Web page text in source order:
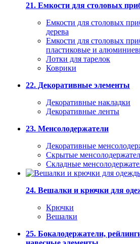
21. Емкости для столовых
Емкости для столовых
дерева
Емкости для столовых
пластиковые и
Лотки для тарелок
Коврики
22. Декоративные элементы
Декоративные накладки
Декоративные ленты
23. Менсолодержатели
Декоративные
Скрытые
Складные
24. Вешалки и крючки для
Крючки
Вешалки
25. Бокалодержатели,